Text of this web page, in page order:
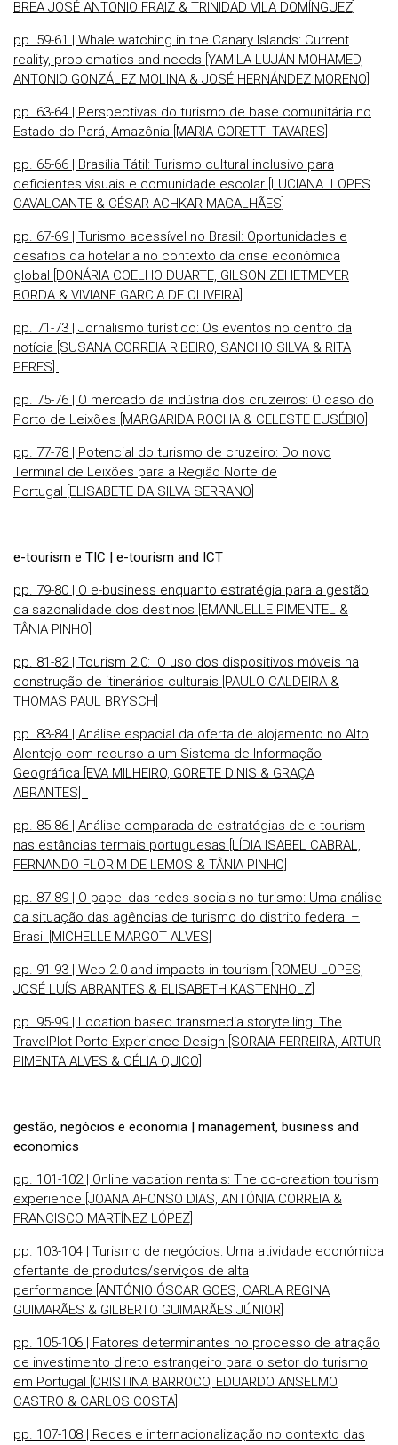
BREA JOSÉ ANTONIO FRAIZ & TRINIDAD VILA DOMÍNGUEZ]
pp. 59-61 | Whale watching in the Canary Islands: Current
reality, problematics and needs [YAMILA LUJÁN MOHAMED,
ANTONIO GONZÁLEZ MOLINA & JOSÉ HERNÁNDEZ MORENO]
pp. 63-64 | Perspectivas do turismo de base comunitária no
Estado do Pará, Amazônia [MARIA GORETTI TAVARES]
pp. 65-66 | Brasília Tátil: Turismo cultural inclusivo para
deficientes visuais e comunidade escolar [LUCIANA LOPES
CAVALCANTE & CÉSAR ACHKAR MAGALHÃES]
pp. 67-69 | Turismo acessível no Brasil: Oportunidades e
desafios da hotelaria no contexto da crise económica
global [DONÁRIA COELHO DUARTE, GILSON ZEHETMEYER
BORDA & VIVIANE GARCIA DE OLIVEIRA]
pp. 71-73 | Jornalismo turístico: Os eventos no centro da
notícia [SUSANA CORREIA RIBEIRO, SANCHO SILVA & RITA
PERES]
pp. 75-76 | O mercado da indústria dos cruzeiros: O caso do
Porto de Leixões [MARGARIDA ROCHA & CELESTE EUSÉBIO]
pp. 77-78 | Potencial do turismo de cruzeiro: Do novo
Terminal de Leixões para a Região Norte de
Portugal [ELISABETE DA SILVA SERRANO]
e-tourism e TIC | e-tourism and ICT
pp. 79-80 | O e-business enquanto estratégia para a gestão
da sazonalidade dos destinos [EMANUELLE PIMENTEL &
TÂNIA PINHO]
pp. 81-82 | Tourism 2.0: O uso dos dispositivos móveis na
construção de itinerários culturais [PAULO CALDEIRA &
THOMAS PAUL BRYSCH]
pp. 83-84 | Análise espacial da oferta de alojamento no Alto
Alentejo com recurso a um Sistema de Informação
Geográfica [EVA MILHEIRO, GORETE DINIS & GRAÇA
ABRANTES]
pp. 85-86 | Análise comparada de estratégias de e-tourism
nas estâncias termais portuguesas [LÍDIA ISABEL CABRAL,
FERNANDO FLORIM DE LEMOS & TÂNIA PINHO]
pp. 87-89 | O papel das redes sociais no turismo: Uma análise
da situação das agências de turismo do distrito federal –
Brasil [MICHELLE MARGOT ALVES]
pp. 91-93 | Web 2.0 and impacts in tourism [ROMEU LOPES,
JOSÉ LUÍS ABRANTES & ELISABETH KASTENHOLZ]
pp. 95-99 | Location based transmedia storytelling: The
TravelPlot Porto Experience Design [SORAIA FERREIRA, ARTUR
PIMENTA ALVES & CÉLIA QUICO]
gestão, negócios e economia | management, business and
economics
pp. 101-102 | Online vacation rentals: The co-creation tourism
experience [JOANA AFONSO DIAS, ANTÓNIA CORREIA &
FRANCISCO MARTÍNEZ LÓPEZ]
pp. 103-104 | Turismo de negócios: Uma atividade económica
ofertante de produtos/serviços de alta
performance [ANTÓNIO ÓSCAR GOES, CARLA REGINA
GUIMARÃES & GILBERTO GUIMARÃES JÚNIOR]
pp. 105-106 | Fatores determinantes no processo de atração
de investimento direto estrangeiro para o setor do turismo
em Portugal [CRISTINA BARROCO, EDUARDO ANSELMO
CASTRO & CARLOS COSTA]
pp. 107-108 | Redes e internacionalização no contexto das